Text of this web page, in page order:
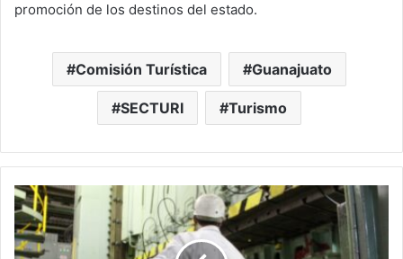
promoción de los destinos del estado.
Comisión Turística Guanajuato
SECTURI Turismo
Guanajuato
impulsa
12
proyectos